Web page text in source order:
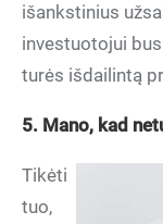
išankstinius
investuotojui
turės išdailintą
5. Mano, kad
Tikėti
tuo,